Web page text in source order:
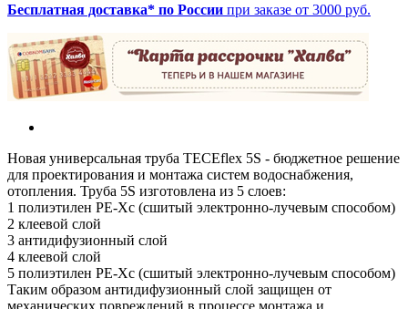
Бесплатная доставка* по России при заказе от 3000 руб.
Новая универсальная труба TECEflex 5S - бюджетное решение
для проектирования и монтажа систем водоснабжения,
отопления. Труба 5S изготовлена из 5 слоев:
1 полиэтилен PE-Xc (сшитый электронно-лучевым способом)
2 клеевой слой
3 антидифузионный слой
4 клеевой слой
5 полиэтилен PE-Xc (сшитый электронно-лучевым способом)
Таким образом антидифузионный слой защищен от
механических повреждений в процессе монтажа и